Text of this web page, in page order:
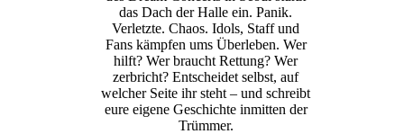
das Dach der Halle ein. Panik.
Verletzte. Chaos. Idols, Staff und
Fans kämpfen ums Überleben. Wer
hilft? Wer braucht Rettung? Wer
zerbricht? Entscheidet selbst, auf
welcher Seite ihr steht – und schreibt
eure eigene Geschichte inmitten der
Trümmer.